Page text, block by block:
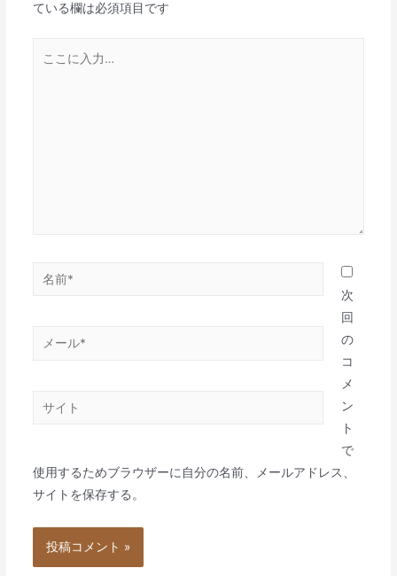
ている欄は必須項目です
次
回
の
コ
メ
ン
ト
で
使用するためブラウザーに自分の名前、メールアドレス、
サイトを保存する。